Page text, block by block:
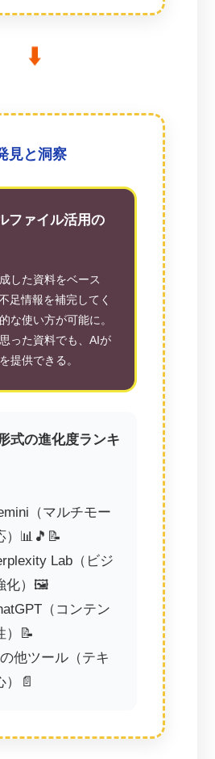
⬇️
見と洞察
ファイル活用の
した資料をベース
足情報を補完してく
な使い方が可能に。
った資料でも、AIが
提供できる。
式の進化度ランキ
（マルチモー
）📊🎵📝
Lab（ビジ
化）🖼️
（コンテン
）📝
他ツール（テキ
）📄